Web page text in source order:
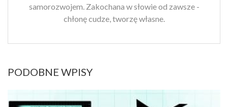
samorozwojem. Zakochana w słowie od zawsze -
chłonę cudze, tworzę własne.
PODOBNE WPISY